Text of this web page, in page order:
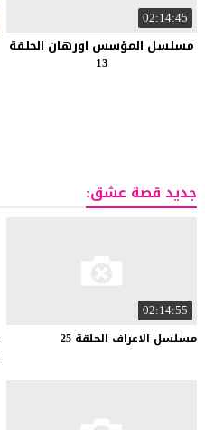
02:14:45
مسلسل المؤسس اورهان الحلقة
13
جديد قصة عشق:
02:14:55
مسلسل الاعراف الحلقة 25